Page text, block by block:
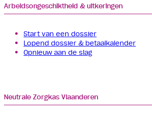
Arbeids­­ongeschiktheid & uitkeringen
Start van een dossier
Lopend dossier & betaalkalender
Opnieuw aan de slag
Neutrale Zorgkas Vlaanderen